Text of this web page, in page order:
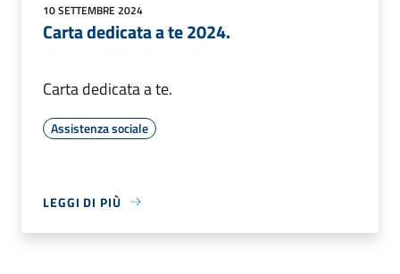
10 SETTEMBRE 2024
Carta dedicata a te 2024.
Carta dedicata a te.
Assistenza sociale
LEGGI DI PIÙ